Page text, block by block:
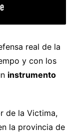
real de la
y con los
instrumento
de la Victima,
la provincia de